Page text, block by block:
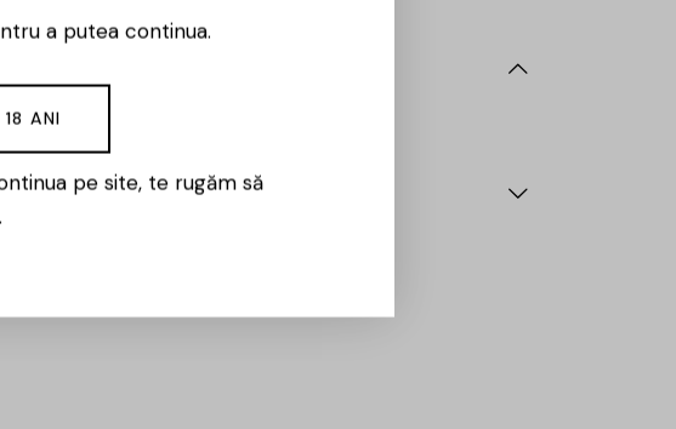
a putea continua.
ANI
pe site, te rugăm să
.